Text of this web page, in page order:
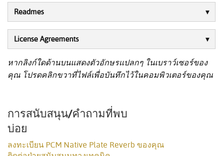
Readmes
License Agreements
หากลิงก์ใดด้านบนแสดงตัวอักษรแปลกๆ ในเบราว์เซอร์ของ
คุณ โปรดคลิกขวาที่ไฟล์เพื่อบันทึกไว้ในคอมพิวเตอร์ของคุณ
การสนับสนุน/คำถามที่พบ
บ่อย
ลงทะเบียน PCM Native Plate Reverb ของคุณ